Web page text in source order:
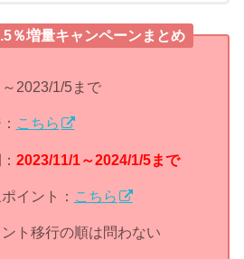
％増量キャンペーンまとめ
2023/1/5まで
こちら
2023/11/1～2024/1/5まで
イント： こちら
ト移行の順は問わない